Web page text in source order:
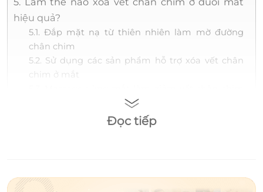
hiệu quả?
5.1. Đắp mặt nạ từ thiên nhiên làm mờ đường
chân chim
5.2. Sử dụng các sản phẩm hỗ trợ xóa vết chân
chim ở mắt
5.4. Cách trị vết chân chim ở mắt bằng công
nghệ thẩm mỹ hiện đại
mắt?
Đọc tiếp